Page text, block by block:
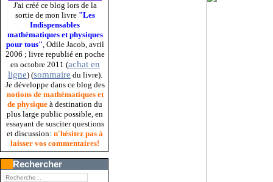
J'ai créé ce blog lors de la
sortie de mon livre "Les
Indispensables
mathématiques et physiques
pour tous", Odile Jacob, avril
2006 ; livre republié en poche
en octobre 2011 (achat en
ligne) (sommaire du livre).
Je développe dans ce blog des
notions de mathématiques et
de physique à destination du
plus large public possible, en
essayant de susciter questions
et discussion: n'hésitez pas à
laisser vos commentaires!
Rechercher